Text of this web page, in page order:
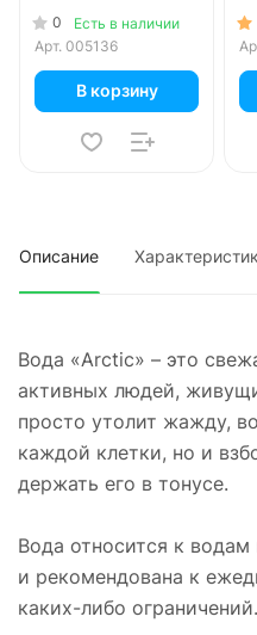
0
Есть в наличии
Арт. 005136
В корзину
Описание
Вода «Arctic» – это
активных людей,
просто утолит жажду,
каждой клетки, но и
держать его в тонусе.
Вода относится к
и рекомендована к
каких-либо ограничений.